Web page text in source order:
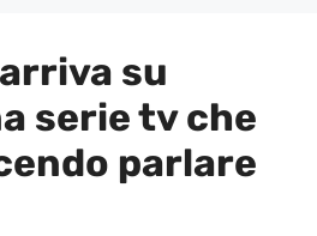
su
serie tv che
parlare